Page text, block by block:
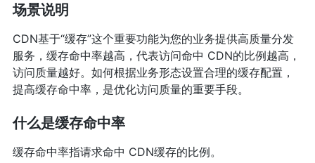
场景说明
CDN基于“缓存”这个重要功能为您的业务提供高质量分发
服务，缓存命中率越高，代表访问命中 CDN的比例越高，
访问质量越好。如何根据业务形态设置合理的缓存配置，
提高缓存命中率，是优化访问质量的重要手段。
什么是缓存命中率
缓存命中率指请求命中 CDN缓存的比例。